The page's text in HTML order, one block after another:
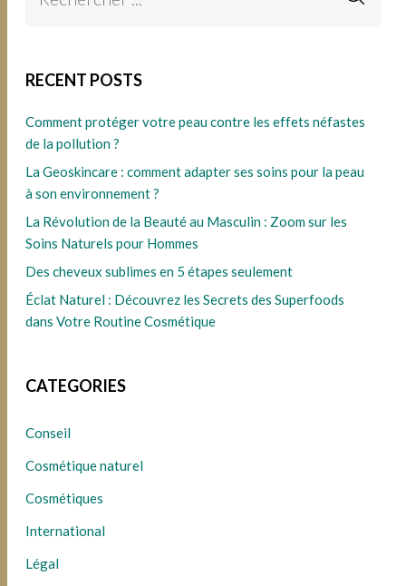
RECENT POSTS
Comment protéger votre peau contre les effets néfastes
de la pollution ?
La Geoskincare : comment adapter ses soins pour la peau
à son environnement ?
La Révolution de la Beauté au Masculin : Zoom sur les
Soins Naturels pour Hommes
Des cheveux sublimes en 5 étapes seulement
Éclat Naturel : Découvrez les Secrets des Superfoods
dans Votre Routine Cosmétique
CATEGORIES
Conseil
Cosmétique naturel
Cosmétiques
International
Légal